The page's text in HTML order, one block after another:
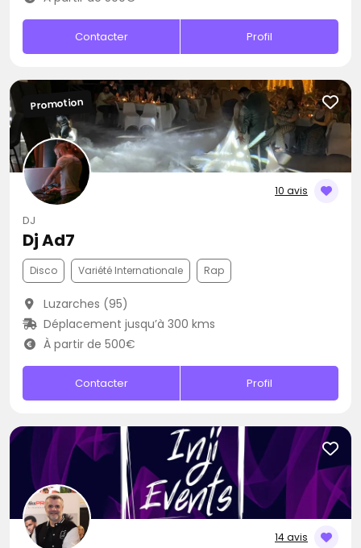
Contacter Profil
10 avis
Promotion
DJ
Dj Ad7
Disco Variété Internationale Rap
Luzarches (95)
Déplacement jusqu’à 300 kms
À partir de 500€
Contacter Profil
14 avis